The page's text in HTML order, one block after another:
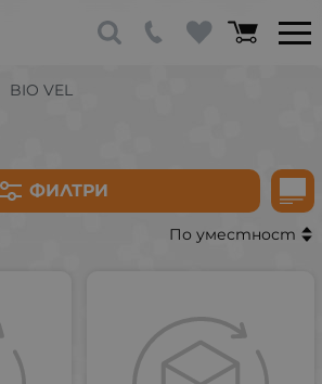
BIO VEL
ФИЛТРИ
По уместност